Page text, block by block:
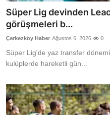
Süper Lig devinden
görüşmeleri b...
Çerkezköy Haber Ağustos 6, 2026 0
Süper Lig'de yaz transfer
kulüplerde hareketli gün...